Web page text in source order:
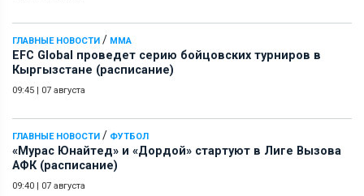
ГЛАВНЫЕ НОВОСТИ / ММА
EFC Global проведет серию бойцовских турниров в
Кыргызстане (расписание)
09:45 07 августа
ГЛАВНЫЕ НОВОСТИ / ФУТБОЛ
«Мурас Юнайтед» и «Дордой» стартуют в Лиге Вызова
АФК (расписание)
09:40 07 августа